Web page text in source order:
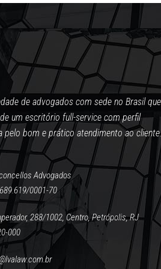
de advogados com sede no Brasil que
um escritório full-service com perfil
pelo bom e prático atendimento ao
Advogados
0001-70
288/1002, Centro, Petrópolis, RJ
000